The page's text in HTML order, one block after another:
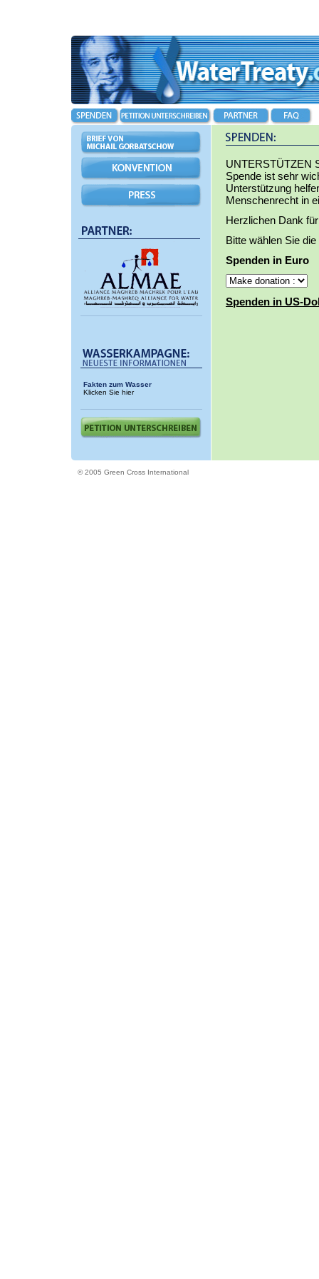
Fakten zum Wasser
Klicken Sie hier
UNTERSTÜTZEN
Spende ist sehr
Unterstützung
Menschenrecht in
Herzlichen Dank
Bitte wählen Sie
Spenden in Euro
Spenden in US-
© 2005 Green Cross International